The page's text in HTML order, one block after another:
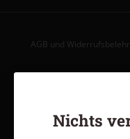
AGB und
Vertrag
Nichts